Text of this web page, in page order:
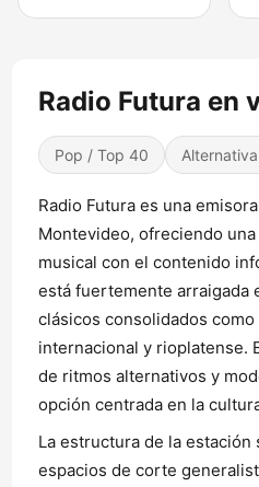
Radio Futura en
Pop / Top 40
Radio Futura es una
Montevideo, ofreciendo
musical con el contenido
está fuertemente arraigada
clásicos consolidados
internacional y rioplatense.
de ritmos alternativos y
opción centrada en la
La estructura de la
espacios de corte